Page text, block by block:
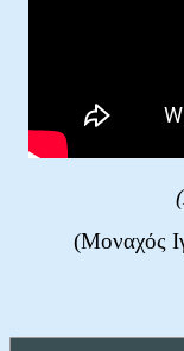
(Μοναχός